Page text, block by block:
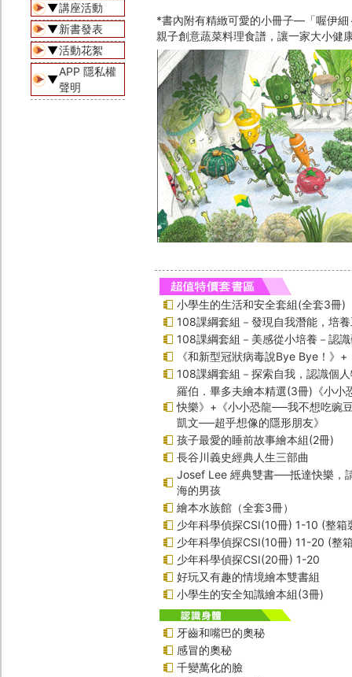
▼講座活動
▼新書發表
▼活動花絮
▼
APP 隱私權
聲明
*書內附有精緻可愛的小冊子—「喔伊細
親子創意蔬菜料理食譜，讓一家大小健
小學生的生活和安全套組(全套3冊)
108課綱套組－發現自我潛能，培
108課綱套組－美感從小培養－認
《和新型冠狀病毒說Bye Bye！》
108課綱套組－探索自我，認識個
羅伯．畢多夫繪本精選(3冊)《小小
快樂》+《小小恐龍──我不想吃豌
凱文──超乎想像的隱形朋友》
孩子最愛的睡前故事繪本組(2冊)
長谷川義史經典人生三部曲
Josef Lee 經典雙書──抵達快樂，
海的男孩
繪本水族館（全套3冊）
少年科學偵探CSI(10冊) 1-10 (整箱
少年科學偵探CSI(10冊) 11-20 (整
少年科學偵探CSI(20冊) 1-20
好玩又有趣的情境繪本雙書組
小學生的安全知識繪本組(3冊)
牙齒和嘴巴的奧秘
感冒的奧秘
千變萬化的臉